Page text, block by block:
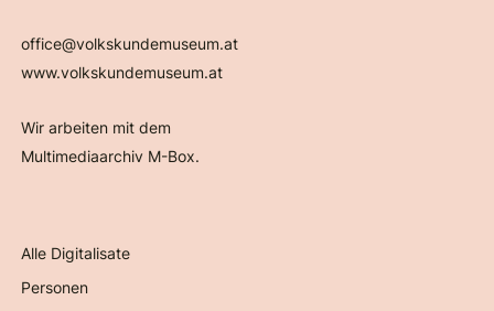
office@volkskundemuseum.at
www.volkskundemuseum.at
Wir arbeiten mit dem
Multimediaarchiv M-Box.
Alle Digitalisate
Personen